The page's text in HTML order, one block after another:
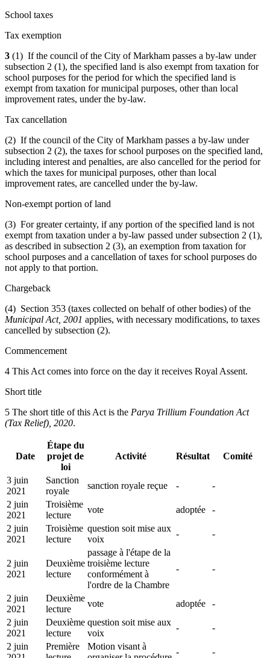
School taxes
Tax exemption
3 (1) If the council of the City of Markham passes a by-law under
subsection 2 (1), the specified land is also exempt from taxation for
school purposes for the period for which the specified land is
exempt from taxation for municipal purposes, other than local
improvement rates, under the by-law.
Tax cancellation
(2) If the council of the City of Markham passes a by-law under
subsection 2 (2), the taxes for school purposes on the specified land,
including interest and penalties, are also cancelled for the period for
which the taxes for municipal purposes, other than local
improvement rates, are cancelled under the by-law.
Non-exempt portion of land
(3) For greater certainty, if any portion of the specified land is not
exempt from taxation under a by-law passed under subsection 2 (1),
as described in subsection 2 (3), an exemption from taxation for
school purposes and a cancellation of taxes for school purposes do
not apply to that portion.
Chargeback
(4) Section 353 (taxes collected on behalf of other bodies) of the
Municipal Act, 2001 applies, with necessary modifications, to taxes
cancelled by subsection (2).
Commencement
4 This Act comes into force on the day it receives Royal Assent.
Short title
5 The short title of this Act is the Parya Trillium Foundation Act
(Tax Relief), 2020.
Date
Étape du
projet de
loi
Activité Résultat Comité
3 juin
2021
Sanction
royale
sanction royale reçue -
-
2 juin
2021
Troisième
lecture
vote adoptée
-
2 juin
2021
Troisième
lecture
question soit mise aux
voix
- -
2 juin
2021
Deuxième
lecture
passage à l'étape de la
troisième lecture
conformément à
l'ordre de la Chambre
- -
2 juin
2021
Deuxième
lecture
vote adoptée
-
2 juin
2021
Deuxième
lecture
question soit mise aux
voix
-
-
2 juin
Première
Motion visant à
-
-